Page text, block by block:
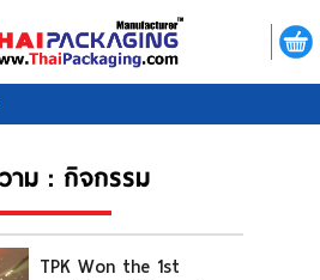
ไทย ENGLISH
าม : กิจกรรม
TPK Won the 1st